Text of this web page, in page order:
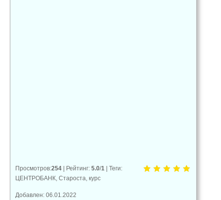
Просмотров:254 | Рейтинг: 5.0/1 | Теги:
ЦЕНТРОБАНК Староста курс
Добавлен: 06.01.2022